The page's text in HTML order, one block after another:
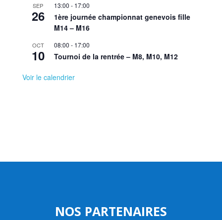
SEP
26
13:00 - 17:00
1ère journée championnat genevois fille
M14 – M16
OCT
10
08:00 - 17:00
Tournoi de la rentrée – M8, M10, M12
Voir le calendrier
NOS PARTENAIRES